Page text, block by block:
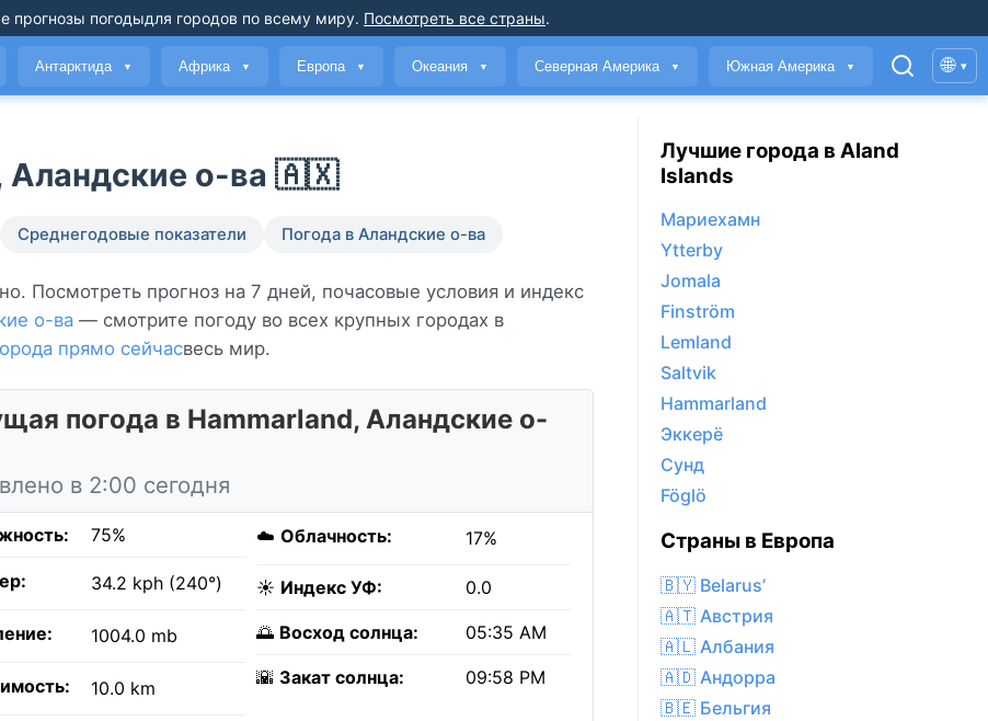
прогнозы погодыдля городов по всему миру. Посмотреть все страны.
Антарктида ▼ Африка ▼ Европа ▼ Океания ▼ Северная Америка ▼ Южная Америка ▼ 🌐 ▾
Аландские о-ва 🇦🇽
Среднегодовые показатели Погода в Аландские о-ва
Посмотреть прогноз на 7 дней, почасовые условия и индекс
о-ва — смотрите погоду во всех крупных городах в
прямо сейчасвесь мир.
погода в Hammarland, Аландские о-
в 2:00 сегодня
75%
34.2 kph (240°)
1004.0 mb
10.0 km
☁️ Облачность: 17%
☀️ Индекс УФ: 0.0
🌅 Восход солнца: 05:35 AM
🌇 Закат солнца: 09:58 PM
Лучшие города в Aland
Islands
Мариехамн
Ytterby
Jomala
Finström
Lemland
Saltvik
Hammarland
Эккерё
Сунд
Föglö
Страны в Европа
🇧🇾 Belarus’
🇦🇹 Австрия
🇦🇱 Албания
🇦🇩 Андорра
🇧🇪 Бельгия